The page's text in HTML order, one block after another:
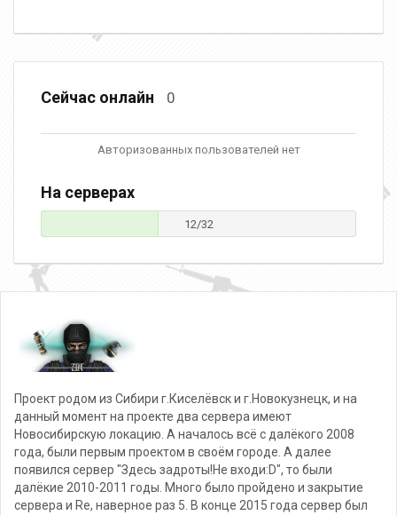
Сейчас онлайн 0
Авторизованных пользователей нет
На серверах
12/32
Проект родом из Сибири г.Киселёвск и г.Новокузнецк, и на
данный момент на проекте два сервера имеют
Новосибирскую локацию. А началось всё с далёкого 2008
года, были первым проектом в своём городе. А далее
появился сервер "Здесь задроты!Не входи:D", то были
далёкие 2010-2011 годы. Много было пройдено и закрытие
сервера и Re, наверное раз 5. В конце 2015 года сервер был